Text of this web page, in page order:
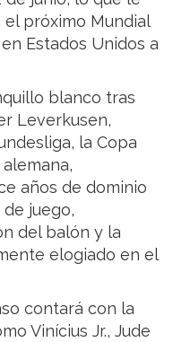
próximo Mundial
Estados Unidos a
blanco tras
Leverkusen,
la Copa
años de dominio
juego,
del balón y la
elogiado en el
contará con la
Vinícius Jr., Jude